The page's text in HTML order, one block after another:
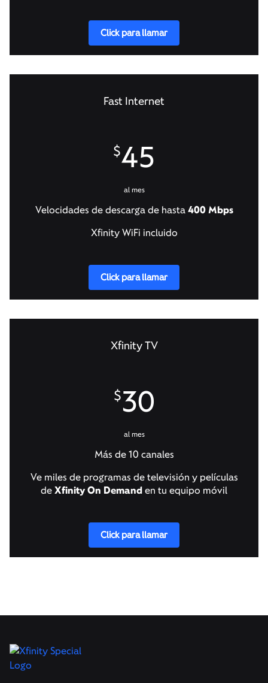
Click para llamar
Fast Internet
$45
al mes
Velocidades de descarga de hasta400 Mbps
Xfinity WiFi incluido
Click para llamar
Xfinity TV
$30
al mes
Más de 10 canales
Ve miles de programas de televisión y películas
deXfinity On Demanden tu equipo móvil
Click para llamar